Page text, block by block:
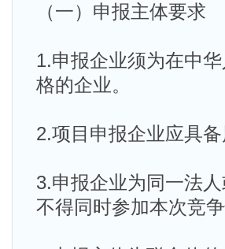
（一）申报主体要求
1.申报企业须为在中
格的企业。
2.项目申报企业应具
3.申报企业为同一法
不得同时参加本次竞争